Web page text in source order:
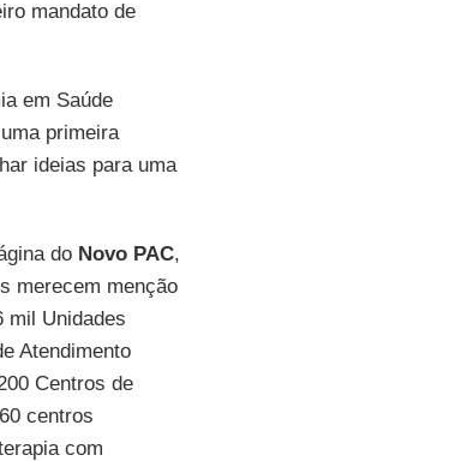
mandato de
em Saúde
primeira
ideias para uma
do Novo PAC,
merecem menção
mil Unidades
Atendimento
Centros de
centros
com